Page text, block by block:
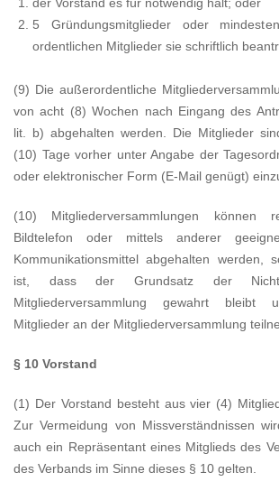
5 Gründungsmitglieder oder
ordentlichen Mitglieder sie schriftlich
(9) Die außerordentliche
von acht (8) Wochen nach Eingang des
lit. b) abgehalten werden. Die Mitglieder
(10) Tage vorher unter Angabe der
oder elektronischer Form (E-Mail genügt)
(10) Mitgliederversammlungen können
Bildtelefon oder mittels anderer
Kommunikationsmittel abgehalten werden,
ist, dass der Grundsatz der
Mitgliederversammlung gewahrt bleibt
Mitglieder an der Mitgliederversammlung
§ 10 Vorstand
(1) Der Vorstand besteht aus vier (4)
Zur Vermeidung von Missverständnissen
auch ein Repräsentant eines Mitglieds des
des Verbands im Sinne dieses § 10 gelten.